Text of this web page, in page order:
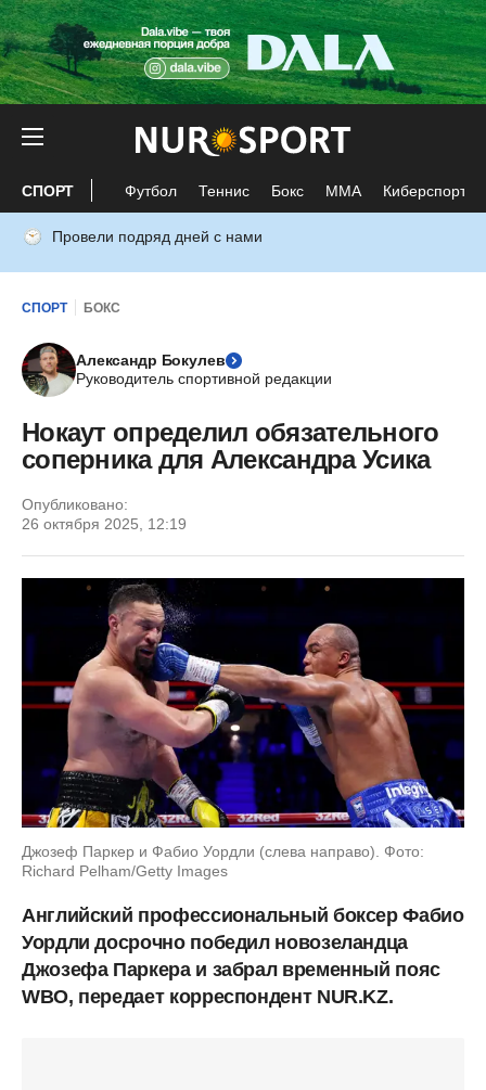
СПОРТ Футбол Теннис Бокс ММА Киберспорт
Провели подряд дней с нами
СПОРТ БОКС
Александр Бокулев
Руководитель спортивной редакции
Нокаут определил обязательного
соперника для Александра Усика
Опубликовано:
26 октября 2025, 12:19
Джозеф Паркер и Фабио Уордли (слева направо). Фото:
Richard Pelham/Getty Images
Английский профессиональный боксер Фабио
Уордли досрочно победил новозеландца
Джозефа Паркера и забрал временный пояс
WBO, передает корреспондент NUR.KZ.